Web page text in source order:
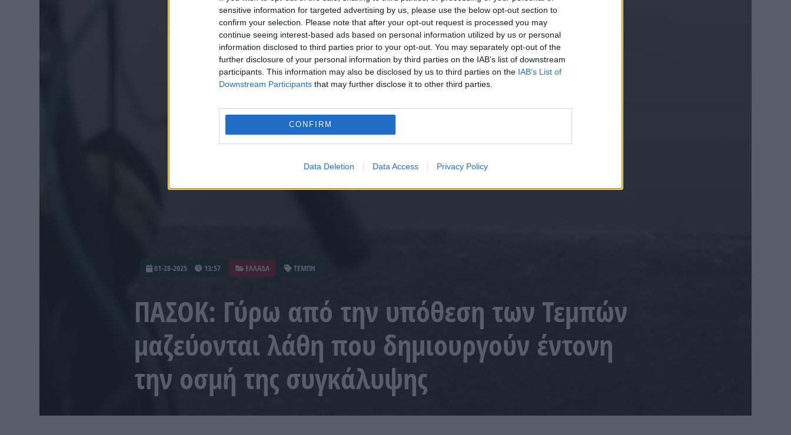
sensitive information for targeted advertising by us, please use the below opt-out section to
confirm your selection. Please note that after your opt-out request is processed you may
continue seeing interest-based ads based on personal information utilized by us or personal
information disclosed to third parties prior to your opt-out. You may separately opt-out of the
further disclosure of your personal information by third parties on the IAB’s list of downstream
participants. This information may also be disclosed by us to third parties on the IAB’s List of
Downstream Participants that may further disclose it to other third parties.
CONFIRM
Data Deletion Data Access Privacy Policy
01-28-2025 13:57 ΕΛΛΑΔΑ ΤΕΜΠΗ
ΠΑΣΟΚ: Γύρω από την υπόθεση των Τεμπών
μαζεύονται λάθη που δημιουργούν έντονη
την οσμή της συγκάλυψης